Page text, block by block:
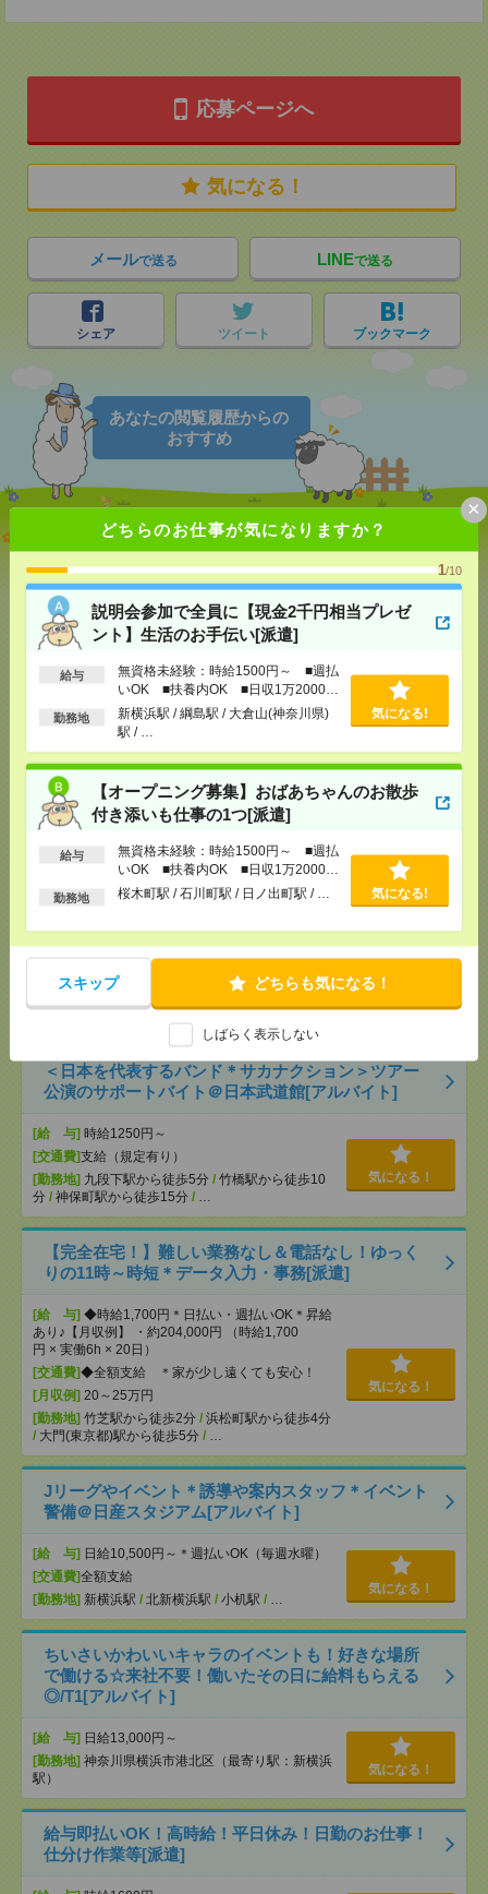
どちらのお仕事が気になりますか？
1/10
説明会参加で全員に【現金2千円相当プレゼ
ント】生活のお手伝い[派遣]
給与
無資格未経験：時給1500円～ ■週払
いOK ■扶養内OK ■日収1万2000円
以上
勤務地
新横浜駅 / 綱島駅 / 大倉山(神奈川県)
駅 / …
気になる!
【オープニング募集】おばあちゃんのお散歩
付き添いも仕事の1つ[派遣]
給与
無資格未経験：時給1500円～ ■週払
いOK ■扶養内OK ■日収1万2000円
以上
勤務地 桜木町駅 / 石川町駅 / 日ノ出町駅 / … 気になる!
スキップ どちらも気になる！
しばらく表示しない
×
応募ページへ
気になる！
メールで送る LINEで送る
シェア ツイート ブックマーク
あなたの閲覧履歴からの
おすすめ
説明会参加で全員に【現金2千円相当プレゼント】生
活のお手伝い[派遣]
[給 与]
OK ■扶養内OK ■日収1万2000円以上
[交通費]
交通費全額支給
【オープニング募集】おばあちゃんのお散歩付き添
いも仕事の1つ[派遣]
[給 与]
OK ■扶養内OK ■日収1万2000円以上
[交通費]
交通費全額支給
【シフト自由・現金手渡しOK】iPhoneなどスマホの
時給1414円～ ▼日払いOK（規定あ
り） ■初勤務手当あり ※規定による
＜日本を代表するバンド＊サカナクション＞ツアー
公演のサポートバイト＠日本武道館[アルバイト]
[給 与] 時給1250円～
[交通費]支給（規定有り）
[勤務地] 九段下駅から徒歩5分 / 竹橋駅から徒歩10
分 / 神保町駅から徒歩15分 / …
気になる！
【完全在宅！】難しい業務なし＆電話なし！ゆっく
りの11時～時短＊データ入力・事務[派遣]
[給 与] ◆時給1,700円＊日払い・週払いOK＊昇給
あり♪【月収例】 ・約204,000円 （時給1,700
円 × 実働6h × 20日）
[交通費]◆全額支給 ＊家が少し遠くても安心！
[月収例] 20～25万円
[勤務地] 竹芝駅から徒歩2分 / 浜松町駅から徒歩4分
/ 大門(東京都)駅から徒歩5分 / …
気になる！
Jリーグやイベント＊誘導や案内スタッフ＊イベント
警備＠日産スタジアム[アルバイト]
[給 与] 日給10,500円～＊週払いOK（毎週水曜）
[交通費]全額支給
[勤務地] 新横浜駅 / 北新横浜駅 / 小机駅 / …
気になる！
ちいさいかわいいキャラのイベントも！好きな場所
で働ける☆来社不要！働いたその日に給料もらえる
◎/T1[アルバイト]
[給 与] 日給13,000円～
[勤務地] 神奈川県横浜市港北区（最寄り駅：新横浜
駅）
気になる！
給与即払いOK！高時給！平日休み！日勤のお仕事！
仕分け作業等[派遣]